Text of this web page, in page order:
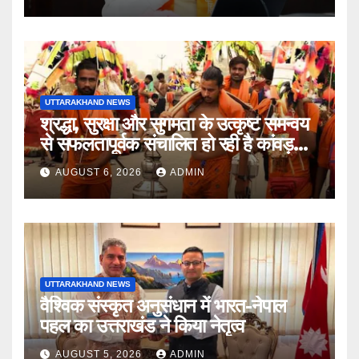
UTTARAKHAND NEWS
श्रद्धा, सुरक्षा और सुगमता के उत्कृष्ट समन्वय
से सफलतापूर्वक संचालित हो रही है कांवड़
यात्रा
AUGUST 6, 2026 ADMIN
UTTARAKHAND NEWS
वैश्विक संस्कृत अनुसंधान में भारत-नेपाल
पहल का उत्तराखंड ने किया नेतृत्व
AUGUST 5, 2026 ADMIN